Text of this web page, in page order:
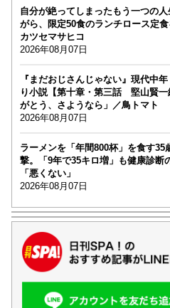
自分が絶ってしまったもう一つの
がら、限定50食のランチロース定
カツセマサヒコ
2026年08月07日
『まだおじさんじゃない』現代中年
り小説【第十章・第三話 堅山賢一
がとう、さようなら」／鳥トマト
2026年08月07日
ラーメンを「年間800杯」を食す35
撃。「9年で35キロ増」も健康診断
「悪くない」
2026年08月07日